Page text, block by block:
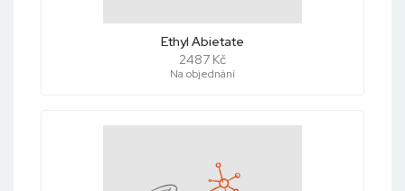
Ethyl Abietate
2487 Kč
Na objednání